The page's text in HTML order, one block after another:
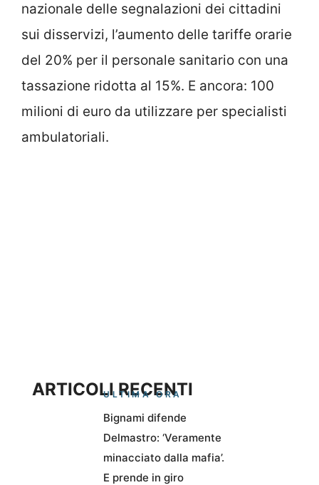
nazionale delle segnalazioni dei cittadini
sui disservizi, l’aumento delle tariffe orarie
del 20% per il personale sanitario con una
tassazione ridotta al 15%. E ancora: 100
milioni di euro da utilizzare per specialisti
ambulatoriali.
ARTICOLI RECENTI
ULTIMA ORA
Bignami difende
Delmastro: ‘Veramente
minacciato dalla mafia’.
E prende in giro